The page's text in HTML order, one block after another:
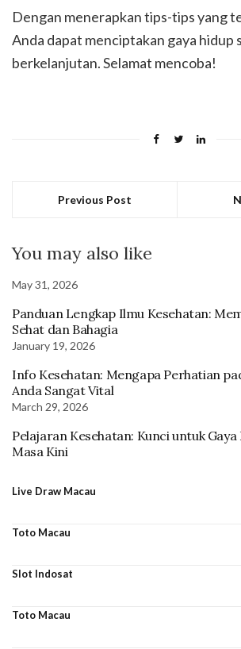
Dengan menerapkan tips-tips yang
Anda dapat menciptakan gaya hidup
berkelanjutan. Selamat mencoba!
Previous Post
You may also like
May 31, 2026
Panduan Lengkap Ilmu Kesehatan:
Sehat dan Bahagia
January 19, 2026
Info Kesehatan: Mengapa Perhatian
Anda Sangat Vital
March 29, 2026
Pelajaran Kesehatan: Kunci untuk
Masa Kini
Live Draw Macau
Toto Macau
Slot Indosat
Toto Macau